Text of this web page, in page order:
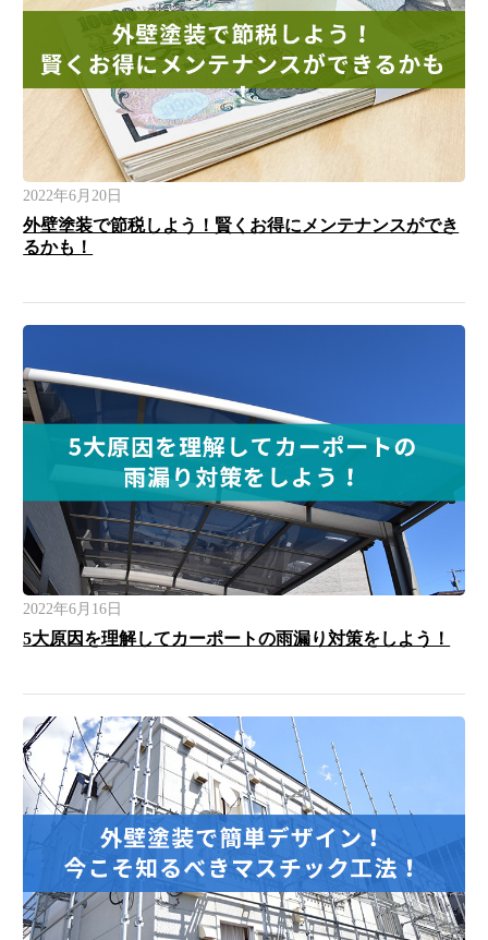
2022年6月20日
外壁塗装で節税しよう！賢くお得にメンテナンスができ
るかも！
2022年6月16日
5大原因を理解してカーポートの雨漏り対策をしよう！